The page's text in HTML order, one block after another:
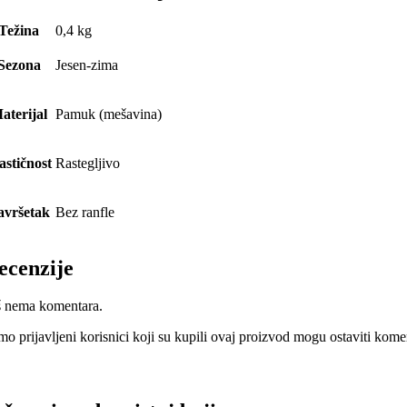
0,4 kg
Jesen-zima
Pamuk (mešavina)
Rastegljivo
Bez ranfle
nema komentara.
prijavljeni korisnici koji su kupili ovaj proizvod mogu ostaviti